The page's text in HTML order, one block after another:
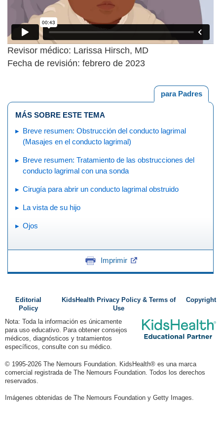
Revisor médico: Larissa Hirsch, MD
Fecha de revisión: febrero de 2023
para Padres
MÁS SOBRE ESTE TEMA
Breve resumen: Obstrucción del conducto lagrimal
(Masajes en el conducto lagrimal)
Breve resumen: Tratamiento de las obstrucciones del
conducto lagrimal con una sonda
Cirugía para abrir un conducto lagrimal obstruido
La vista de su hijo
Ojos
Imprimir
Editorial
Policy
KidsHealth Privacy Policy & Terms of
Use
Copyright
Nota: Toda la información es únicamente
para uso educativo. Para obtener consejos
médicos, diagnósticos y tratamientos
específicos, consulte con su médico.
© 1995-2026 The Nemours Foundation. KidsHealth® es una marca
comercial registrada de The Nemours Foundation. Todos los derechos
reservados.
Imágenes obtenidas de The Nemours Foundation y Getty Images.